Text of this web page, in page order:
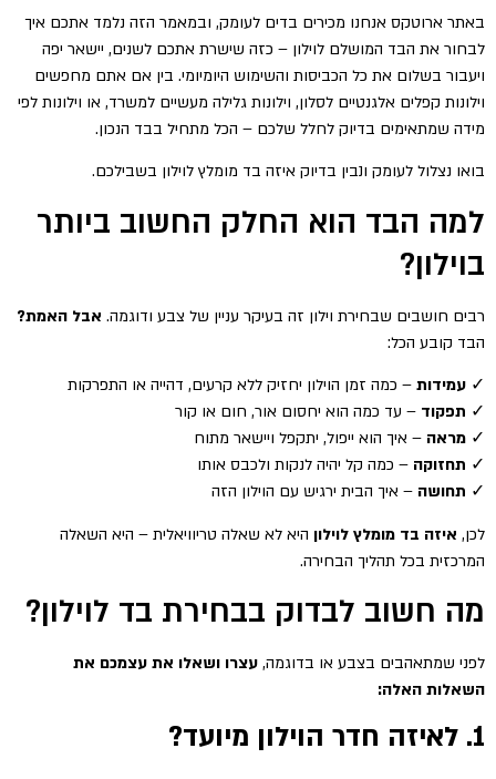
באתר ארוטקס אנחנו מכירים בדים לעומק, ובמאמר הזה נלמד אתכם איך
לבחור את הבד המושלם לוילון – כזה שישרת אתכם לשנים, יישאר יפה
ויעבור בשלום את כל הכביסות והשימוש היומיומי. בין אם אתם מחפשים
וילונות קפלים אלגנטיים לסלון, וילונות גלילה מעשיים למשרד, או וילונות לפי
מידה שמתאימים בדיוק לחלל שלכם – הכל מתחיל בבד הנכון.
בואו נצלול לעומק ונבין בדיוק איזה בד מומלץ לוילון בשבילכם.
למה הבד הוא החלק החשוב ביותר
בוילון?
רבים חושבים שבחירת וילון זה בעיקר עניין של צבע ודוגמה. אבל האמת?
הבד קובע הכל:
✓ עמידות – כמה זמן הוילון יחזיק ללא קרעים, דהייה או התפרקות
✓ תפקוד – עד כמה הוא יחסום אור, חום או קור
✓ מראה – איך הוא ייפול, יתקפל ויישאר מתוח
✓ תחזוקה – כמה קל יהיה לנקות ולכבס אותו
✓ תחושה – איך הבית ירגיש עם הוילון הזה
לכן, איזה בד מומלץ לוילון היא לא שאלה טריוויאלית – היא השאלה
המרכזית בכל תהליך הבחירה.
מה חשוב לבדוק בבחירת בד לוילון?
לפני שמתאהבים בצבע או בדוגמה, עצרו ושאלו את עצמכם את
השאלות האלה:
1. לאיזה חדר הוילון מיועד?